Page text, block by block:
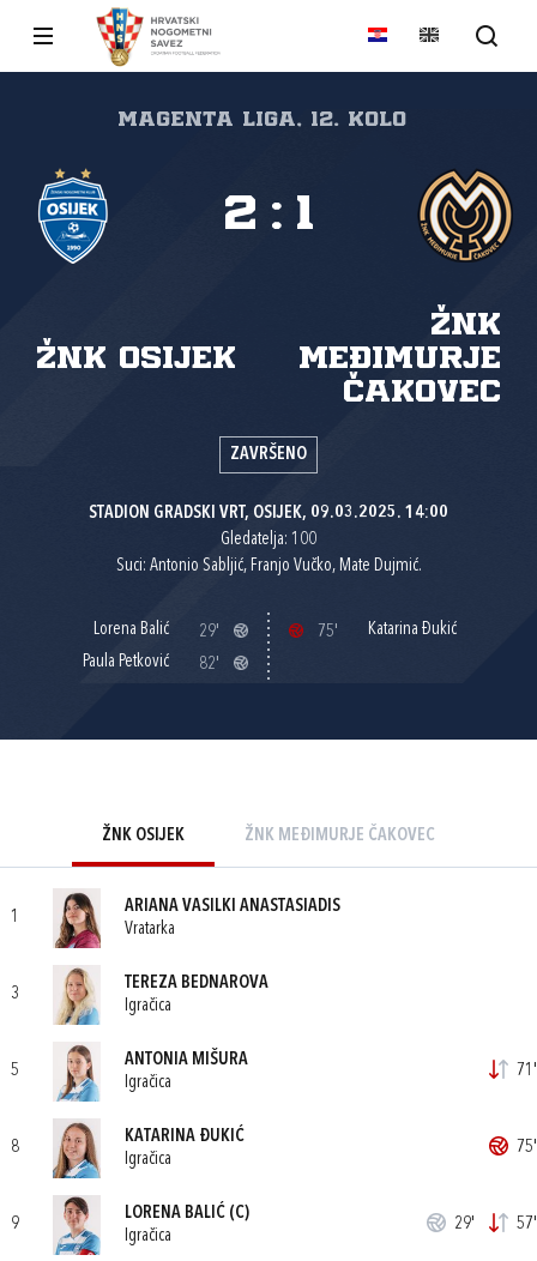
Magenta liga, 12. kolo
ŽNK Osijek
ŽNK
Međimurje
Čakovec
2 : 1
ZAVRŠENO
STADION GRADSKI VRT, OSIJEK, 09.03.2025. 14:00
Gledatelja: 100
Suci: Antonio Sabljić, Franjo Vučko, Mate Dujmić.
Lorena Balić
29'
Paula Petković
82'
75' Katarina Đukić
ŽNK OSIJEK ŽNK MEĐIMURJE ČAKOVEC
1
ARIANA VASILKI ANASTASIADIS
Vratarka
3
TEREZA BEDNAROVA
Igračica
5
ANTONIA MIŠURA
Igračica
71'
8
KATARINA ĐUKIĆ
Igračica
75'
9
LORENA BALIĆ (C)
Igračica
29' 57'